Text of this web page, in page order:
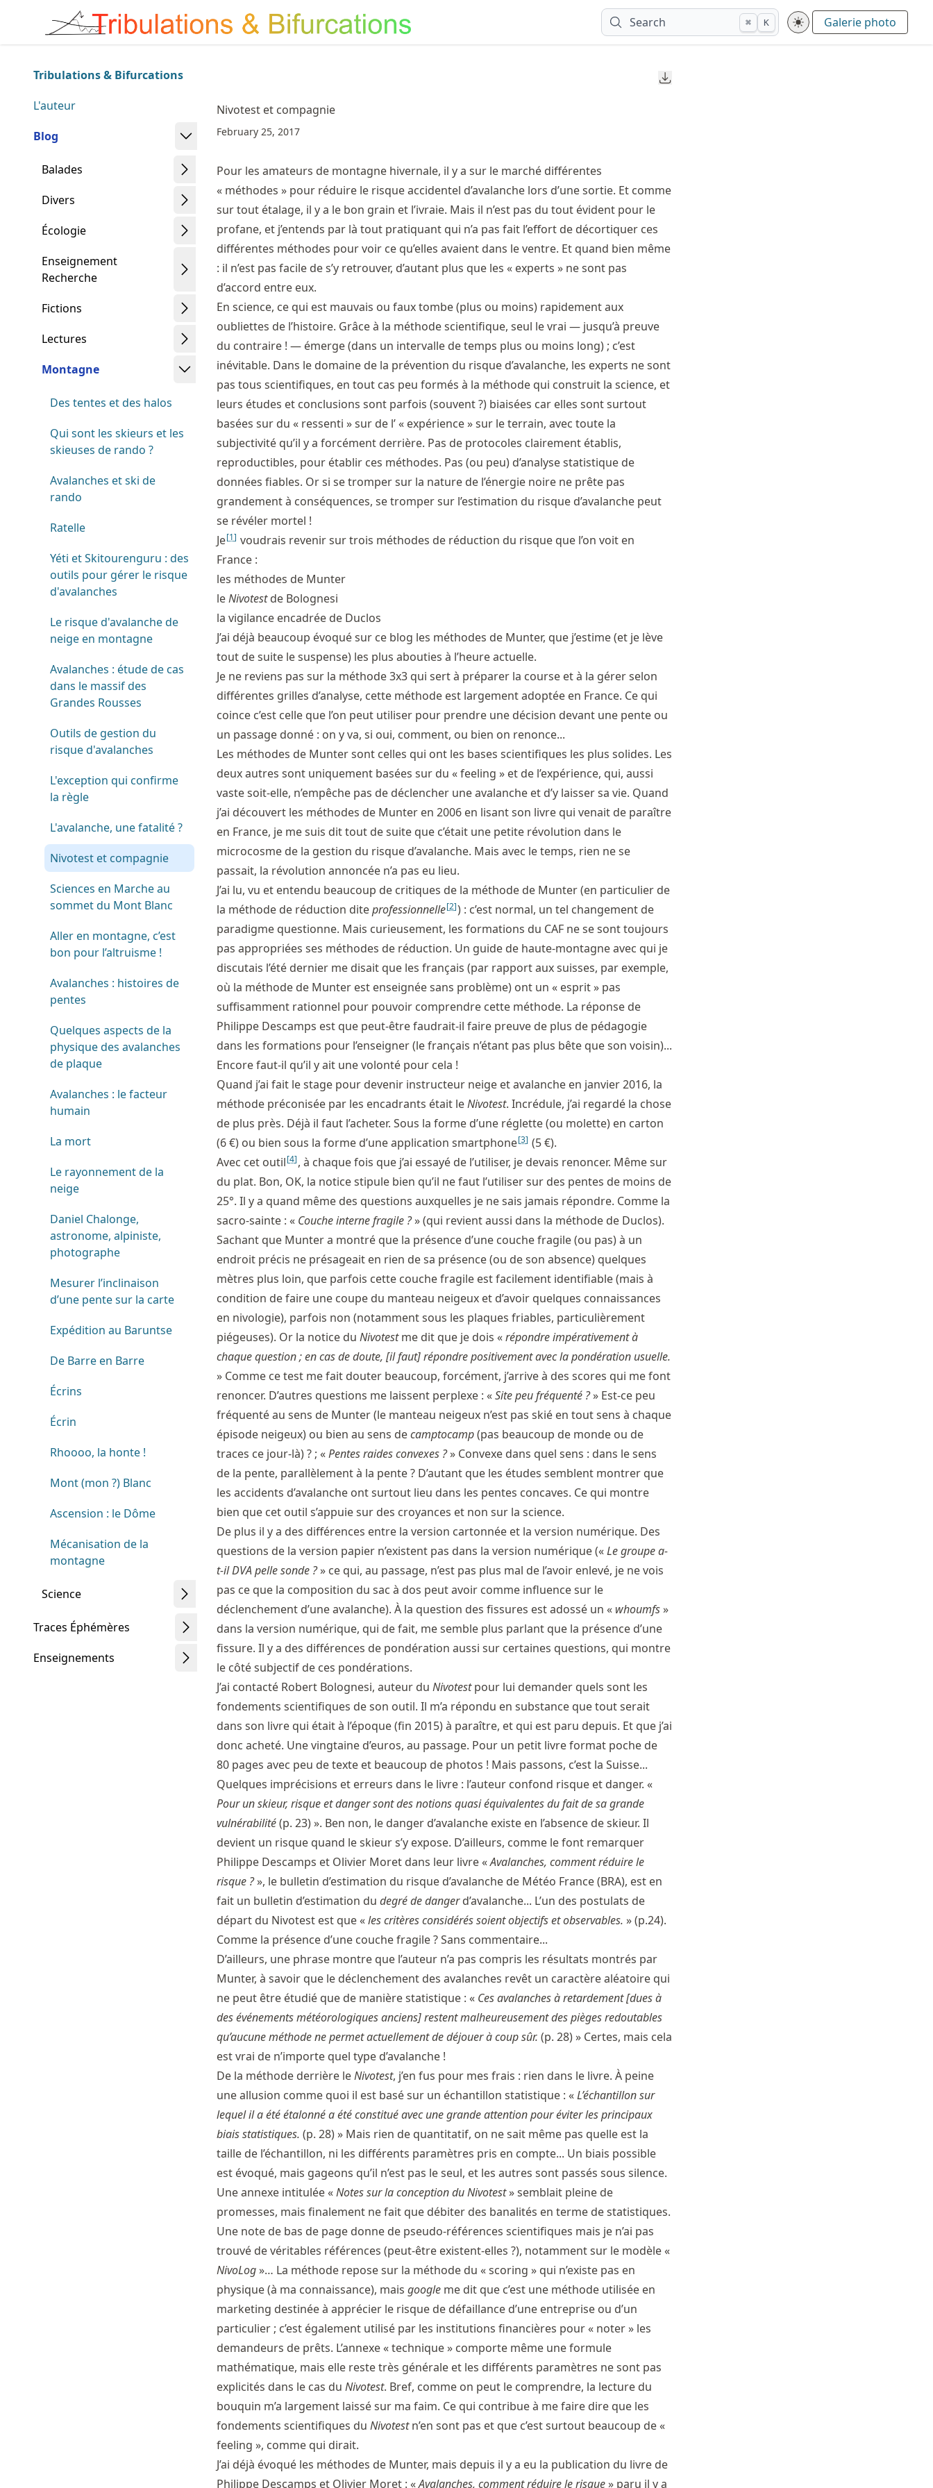
article
content
Made with MyST Search ⌘ K Galerie photo
Tribulations & Bifurcations
L'auteur
Blog
Balades
Divers
Écologie
Enseignement
Recherche
Fictions
Lectures
Montagne
Des tentes et des halos
Qui sont les skieurs et les
skieuses de rando ?
Avalanches et ski de
rando
Ratelle
Yéti et Skitourenguru : des
outils pour gérer le risque
d'avalanches
Le risque d'avalanche de
neige en montagne
Avalanches : étude de cas
dans le massif des
Grandes Rousses
Outils de gestion du
risque d'avalanches
L'exception qui confirme
la règle
L'avalanche, une fatalité ?
Nivotest et compagnie
Sciences en Marche au
sommet du Mont Blanc
Aller en montagne, c’est
bon pour l’altruisme !
Avalanches : histoires de
pentes
Quelques aspects de la
physique des avalanches
de plaque
Avalanches : le facteur
humain
La mort
Le rayonnement de la
neige
Daniel Chalonge,
astronome, alpiniste,
photographe
Mesurer l’inclinaison
d’une pente sur la carte
Expédition au Baruntse
De Barre en Barre
Écrins
Écrin
Rhoooo, la honte !
Mont (mon ?) Blanc
Ascension : le Dôme
Mécanisation de la
montagne
Science
Traces Éphémères
Enseignements
Downloads
Nivotest et compagnie
February 25, 2017
Pour les amateurs de montagne hivernale, il y a sur le marché différentes
« méthodes » pour réduire le risque accidentel d’avalanche lors d’une sortie. Et comme
sur tout étalage, il y a le bon grain et l’ivraie. Mais il n’est pas du tout évident pour le
profane, et j’entends par là tout pratiquant qui n’a pas fait l’effort de décortiquer ces
différentes méthodes pour voir ce qu’elles avaient dans le ventre. Et quand bien même
: il n’est pas facile de s’y retrouver, d’autant plus que les « experts » ne sont pas
d’accord entre eux.
En science, ce qui est mauvais ou faux tombe (plus ou moins) rapidement aux
oubliettes de l’histoire. Grâce à la méthode scientifique, seul le vrai — jusqu’à preuve
du contraire ! — émerge (dans un intervalle de temps plus ou moins long) ; c’est
inévitable. Dans le domaine de la prévention du risque d’avalanche, les experts ne sont
pas tous scientifiques, en tout cas peu formés à la méthode qui construit la science, et
leurs études et conclusions sont parfois (souvent ?) biaisées car elles sont surtout
basées sur du « ressenti » sur de l’ « expérience » sur le terrain, avec toute la
subjectivité qu’il y a forcément derrière. Pas de protocoles clairement établis,
reproductibles, pour établir ces méthodes. Pas (ou peu) d’analyse statistique de
données fiables. Or si se tromper sur la nature de l’énergie noire ne prête pas
grandement à conséquences, se tromper sur l’estimation du risque d’avalanche peut
se révéler mortel !
Je[1] voudrais revenir sur trois méthodes de réduction du risque que l’on voit en
France :
les méthodes de Munter
leNivotestde Bolognesi
la vigilance encadrée de Duclos
J’ai déjà beaucoup évoqué sur ce blog les méthodes de Munter, que j’estime (et je lève
tout de suite le suspense) les plus abouties à l’heure actuelle.
Je ne reviens pas sur la méthode 3x3 qui sert à préparer la course et à la gérer selon
différentes grilles d’analyse, cette méthode est largement adoptée en France. Ce qui
coince c’est celle que l’on peut utiliser pour prendre une décision devant une pente ou
un passage donné : on y va, si oui, comment, ou bien on renonce...
Les méthodes de Munter sont celles qui ont les bases scientifiques les plus solides. Les
deux autres sont uniquement basées sur du « feeling » et de l’expérience, qui, aussi
vaste soit-elle, n’empêche pas de déclencher une avalanche et d’y laisser sa vie. Quand
j’ai découvert les méthodes de Munter en 2006 en lisant son livre qui venait de paraître
en France, je me suis dit tout de suite que c’était une petite révolution dans le
microcosme de la gestion du risque d’avalanche. Mais avec le temps, rien ne se
passait, la révolution annoncée n’a pas eu lieu.
J’ai lu, vu et entendu beaucoup de critiques de la méthode de Munter (en particulier de
la méthode de réduction diteprofessionnelle[2]) : c’est normal, un tel changement de
paradigme questionne. Mais curieusement, les formations du CAF ne se sont toujours
pas appropriées ses méthodes de réduction. Un guide de haute-montagne avec qui je
discutais l’été dernier me disait que les français (par rapport aux suisses, par exemple,
où la méthode de Munter est enseignée sans problème) ont un « esprit » pas
suffisamment rationnel pour pouvoir comprendre cette méthode. La réponse de
Philippe Descamps est que peut-être faudrait-il faire preuve de plus de pédagogie
dans les formations pour l’enseigner (le français n’étant pas plus bête que son voisin)...
Encore faut-il qu’il y ait une volonté pour cela !
Quand j’ai fait le stage pour devenir instructeur neige et avalanche en janvier 2016, la
méthode préconisée par les encadrants était leNivotest. Incrédule, j’ai regardé la chose
de plus près. Déjà il faut l’acheter. Sous la forme d’une réglette (ou molette) en carton
(6 €) ou bien sous la forme d’une application smartphone[3] (5 €).
Avec cet outil[4], à chaque fois que j’ai essayé de l’utiliser, je devais renoncer. Même sur
du plat. Bon, OK, la notice stipule bien qu’il ne faut l’utiliser sur des pentes de moins de
25°. Il y a quand même des questions auxquelles je ne sais jamais répondre. Comme la
sacro-sainte : « Couche interne fragile ?» (qui revient aussi dans la méthode de Duclos).
Sachant que Munter a montré que la présence d’une couche fragile (ou pas) à un
endroit précis ne présageait en rien de sa présence (ou de son absence) quelques
mètres plus loin, que parfois cette couche fragile est facilement identifiable (mais à
condition de faire une coupe du manteau neigeux et d’avoir quelques connaissances
en nivologie), parfois non (notamment sous les plaques friables, particulièrement
piégeuses). Or la notice du Nivotestme dit que je dois «répondre impérativement à
chaque question ; en cas de doute, [il faut] répondre positivement avec la pondération usuelle.
» Comme ce test me fait douter beaucoup, forcément, j’arrive à des scores qui me font
renoncer. D’autres questions me laissent perplexe : «Site peu fréquenté ?» Est-ce peu
fréquenté au sens de Munter (le manteau neigeux n’est pas skié en tout sens à chaque
épisode neigeux) ou bien au sens decamptocamp(pas beaucoup de monde ou de
traces ce jour-là) ? ; «Pentes raides convexes ?» Convexe dans quel sens : dans le sens
de la pente, parallèlement à la pente ? D’autant que les études semblent montrer que
les accidents d’avalanche ont surtout lieu dans les pentes concaves. Ce qui montre
bien que cet outil s’appuie sur des croyances et non sur la science.
De plus il y a des différences entre la version cartonnée et la version numérique. Des
questions de la version papier n’existent pas dans la version numérique («Le groupe a-
t-il DVA pelle sonde ?» ce qui, au passage, n’est pas plus mal de l’avoir enlevé, je ne vois
pas ce que la composition du sac à dos peut avoir comme influence sur le
déclenchement d’une avalanche). À la question des fissures est adossé un « whoumfs»
dans la version numérique, qui de fait, me semble plus parlant que la présence d’une
fissure. Il y a des différences de pondération aussi sur certaines questions, qui montre
le côté subjectif de ces pondérations.
J’ai contacté Robert Bolognesi, auteur du Nivotestpour lui demander quels sont les
fondements scientifiques de son outil. Il m’a répondu en substance que tout serait
dans son livre qui était à l’époque (fin 2015) à paraître, et qui est paru depuis. Et que j’ai
donc acheté. Une vingtaine d’euros, au passage. Pour un petit livre format poche de
80 pages avec peu de texte et beaucoup de photos ! Mais passons, c’est la Suisse...
Quelques imprécisions et erreurs dans le livre : l’auteur confond risque et danger. «
Pour un skieur, risque et danger sont des notions quasi équivalentes du fait de sa grande
vulnérabilité(p. 23) ». Ben non, le danger d’avalanche existe en l’absence de skieur. Il
devient un risque quand le skieur s’y expose. D’ailleurs, comme le font remarquer
Philippe Descamps et Olivier Moret dans leur livre «Avalanches, comment réduire le
risque ?», le bulletin d’estimation du risque d’avalanche de Météo France (BRA), est en
fait un bulletin d’estimation du degré de dangerd’avalanche... L’un des postulats de
départ du Nivotest est que «les critères considérés soient objectifs et observables. » (p.24).
Comme la présence d’une couche fragile ? Sans commentaire...
D’ailleurs, une phrase montre que l’auteur n’a pas compris les résultats montrés par
Munter, à savoir que le déclenchement des avalanches revêt un caractère aléatoire qui
ne peut être étudié que de manière statistique : « Ces avalanches à retardement [dues à
des événements météorologiques anciens] restent malheureusement des pièges redoutables
qu’aucune méthode ne permet actuellement de déjouer à coup sûr. (p. 28) » Certes, mais cela
est vrai de n’importe quel type d’avalanche !
De la méthode derrière leNivotest, j’en fus pour mes frais : rien dans le livre. À peine
une allusion comme quoi il est basé sur un échantillon statistique : «L’échantillon sur
lequel il a été étalonné a été constitué avec une grande attention pour éviter les principaux
biais statistiques. (p. 28) » Mais rien de quantitatif, on ne sait même pas quelle est la
taille de l’échantillon, ni les différents paramètres pris en compte... Un biais possible
est évoqué, mais gageons qu’il n’est pas le seul, et les autres sont passés sous silence.
Une annexe intitulée «Notes sur la conception du Nivotest» semblait pleine de
promesses, mais finalement ne fait que débiter des banalités en terme de statistiques.
Une note de bas de page donne de pseudo-références scientifiques mais je n’ai pas
trouvé de véritables références (peut-être existent-elles ?), notamment sur le modèle «
NivoLog»… La méthode repose sur la méthode du « scoring » qui n’existe pas en
physique (à ma connaissance), mais google me dit que c’est une méthode utilisée en
marketing destinée à apprécier le risque de défaillance d’une entreprise ou d’un
particulier ; c’est également utilisé par les institutions financières pour « noter » les
demandeurs de prêts. L’annexe « technique » comporte même une formule
mathématique, mais elle reste très générale et les différents paramètres ne sont pas
explicités dans le cas du Nivotest. Bref, comme on peut le comprendre, la lecture du
bouquin m’a largement laissé sur ma faim. Ce qui contribue à me faire dire que les
fondements scientifiques du Nivotestn’en sont pas et que c’est surtout beaucoup de «
feeling », comme qui dirait.
J’ai déjà évoqué les méthodes de Munter, mais depuis il y a eu la publication du livre de
Philippe Descamps et Olivier Moret : «Avalanches, comment réduire le risque» paru il y a